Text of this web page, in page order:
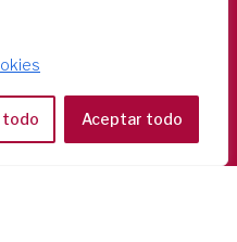
todo Aceptar todo
06 58 20 31 17